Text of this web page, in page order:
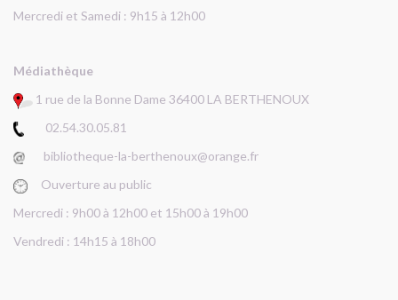
Mercredi et Samedi : 9h15 à 12h00
Médiathèque
1 rue de la Bonne Dame 36400 LA BERTHENOUX
02.54.30.05.81
bibliotheque-la-berthenoux@orange.fr
Ouverture au public
Mercredi : 9h00 à 12h00 et 15h00 à 19h00
Vendredi : 14h15 à 18h00